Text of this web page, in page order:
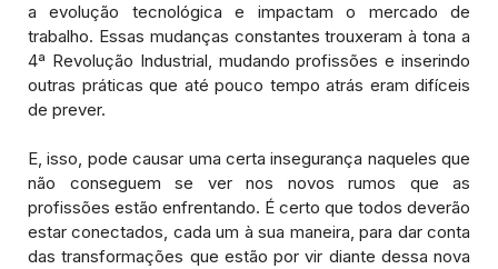
a evolução tecnológica e impactam o mercado de
trabalho. Essas mudanças constantes trouxeram à tona a
4ª Revolução Industrial, mudando profissões e inserindo
outras práticas que até pouco tempo atrás eram difíceis
de prever.
E, isso, pode causar uma certa insegurança naqueles que
não conseguem se ver nos novos rumos que as
profissões estão enfrentando. É certo que todos deverão
estar conectados, cada um à sua maneira, para dar conta
das transformações que estão por vir diante dessa nova